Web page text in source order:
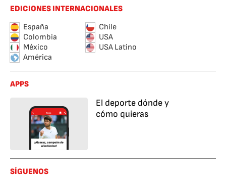
EDICIONES INTERNACIONALES
España
Chile
Colombia
USA
México
USA Latino
América
APPS
El deporte dónde y
cómo quieras
SÍGUENOS